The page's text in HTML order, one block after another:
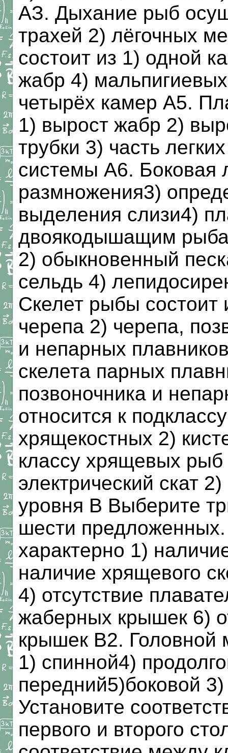
АЗ. Дыхание рыб
трахей 2) лёгочных
состоит из 1) одной
жабр 4)
четырёх камер А5.
1) вырост жабр 2)
трубки 3) часть
системы А6. Боковая
размножения3)
выделения слизи4)
двоякодышащим
2) обыкновенный
сельдь 4)
Скелет рыбы состоит
черепа 2) черепа,
и непарных
скелета парных
позвоночника и
относится к
хрящекостных 2)
классу хрящевых рыб
электрический скат
уровня В Выберите
шести
характерно 1)
наличие хрящевого
4) отсутствие
жаберных крышек 6)
крышек В2. Головной
1) спинной4)
передний5)боковой
Установите
первого и второго